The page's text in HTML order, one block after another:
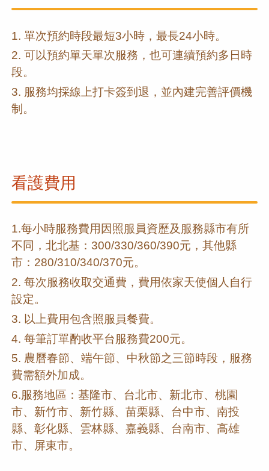
1. 單次預約時段最短3小時，最長24小時。
2. 可以預約單天單次服務，也可連續預約多日時
段。
3. 服務均採線上打卡簽到退，並內建完善評價機
制。
看護費用
1.每小時服務費用因照服員資歷及服務縣市有所
不同，北北基：300/330/360/390元，其他縣
市：280/310/340/370元。
2. 每次服務收取交通費，費用依家天使個人自行
設定。
3. 以上費用包含照服員餐費。
4. 每筆訂單酌收平台服務費200元。
5. 農曆春節、端午節、中秋節之三節時段，服務
費需額外加成。
6.服務地區：基隆市、台北市、新北市、桃園
市、新竹市、新竹縣、苗栗縣、台中市、南投
縣、彰化縣、雲林縣、嘉義縣、台南市、高雄
市、屏東市。